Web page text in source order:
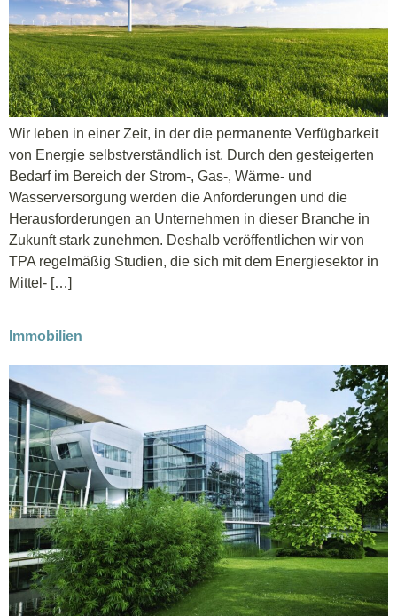
Wir leben in einer Zeit, in der die permanente Verfügbarkeit
von Energie selbstverständlich ist. Durch den gesteigerten
Bedarf im Bereich der Strom-, Gas-, Wärme- und
Wasserversorgung werden die Anforderungen und die
Herausforderungen an Unternehmen in dieser Branche in
Zukunft stark zunehmen. Deshalb veröffentlichen wir von
TPA regelmäßig Studien, die sich mit dem Energiesektor in
Mittel- […]
Immobilien